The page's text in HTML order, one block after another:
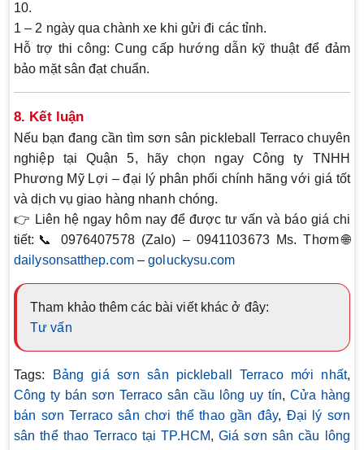
10.
1 – 2 ngày qua chành xe khi gửi đi các tỉnh.
Hỗ trợ thi công: Cung cấp hướng dẫn kỹ thuật để đảm
bảo mặt sân đạt chuẩn.
8. Kết luận
Nếu bạn đang cần tìmsơn sân pickleball Terraco chuyên
nghiệp tại Quận 5, hãy chọn ngay Công ty TNHH
Phương Mỹ Lợi – đại lý phân phối chính hãng với giá tốt
và dịch vụ giao hàng nhanh chóng.
👉 Liên hệ ngay hôm nay để được tư vấn và báo giá chi
tiết:📞 0976407578 (Zalo) – 0941103673 Ms. Thơm🌐
dailysonsatthep.com–goluckysu.com
Tham khảo thêm các bài viết khác ở đây:
Tư vấn
Tags: Bảng giá sơn sân pickleball Terraco mới nhất,
Công ty bán sơn Terraco sân cầu lông uy tín, Cửa hàng
bán sơn Terraco sân chơi thể thao gần đây, Đại lý sơn
sân thể thao Terraco tại TP.HCM,Giá sơn sân cầu lông